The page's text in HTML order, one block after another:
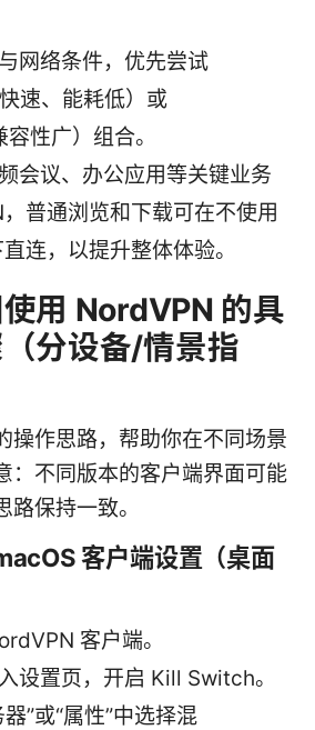
网络条件，优先尝试
速、能耗低）或
性广）组合。
会议、办公应用等关键业务
普通浏览和下载可在不使用
连，以提升整体体验。
用 NordVPN 的具
分设备/情景指
操作思路，帮助你在不同场景
：不同版本的客户端界面可能
保持一致。
客户端设置（桌面
客户端。
设置页，开启 Kill Switch。
”或“属性”中选择混